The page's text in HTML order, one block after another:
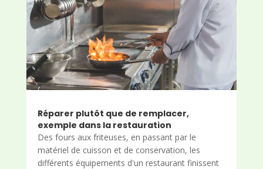
Réparer plutôt que de remplacer,
exemple dans la restauration
Des fours aux friteuses, en passant par le
matériel de cuisson et de conservation, les
différents équipements d'un restaurant finissent